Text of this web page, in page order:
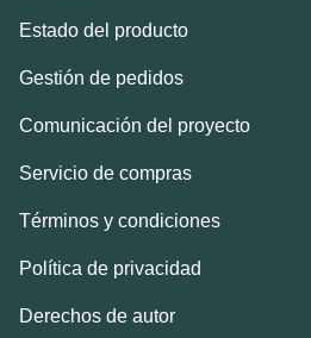
Estado del producto
Gestión de pedidos
Comunicación del proyecto
Servicio de compras
Términos y condiciones
Política de privacidad
Derechos de autor